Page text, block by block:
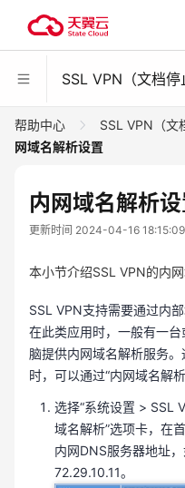
SSL VPN（文档停
帮助中心 SSL VPN（文
网域名解析设置
内网域名解析
更新时间 2024-04-16 18:15:09
本小节介绍SSL VPN的内网
SSL VPN支持需要通过内
在此类应用时，一般有一
脑提供内网域名解析服务
时，可以通过“内网域名解析
选择“系统设置 > SSL
域名解析”选项卡，在
内网DNS服务器地址
72.29.10.11。